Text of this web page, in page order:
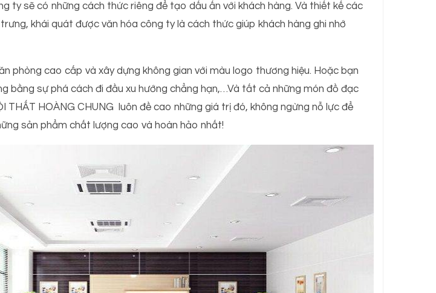
ty sẽ có những cách thức riêng để tạo dấu ấn với khách hàng. Và thiết kế các
khái quát được văn hóa công ty là cách thức giúp khách hàng ghi nhớ
phòng cao cấp và xây dựng không gian với màu logo thương hiệu. Hoặc bạn
bằng sự phá cách đi đầu xu hướng chẳng hạn,…Và tất cả những món đồ đạc
THẤT HOÀNG CHUNG luôn đề cao những giá trị đó, không ngừng nỗ lực để
sản phẩm chất lượng cao và hoàn hảo nhất!